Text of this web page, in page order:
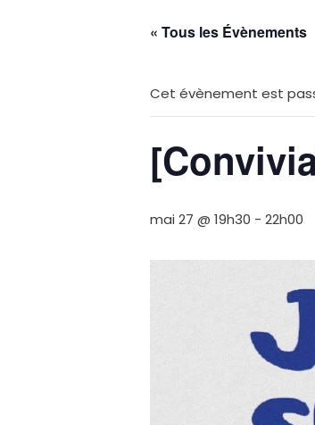
« Tous les Évènements
Cet évènement est
mai 27 @ 19h30 - 22h00